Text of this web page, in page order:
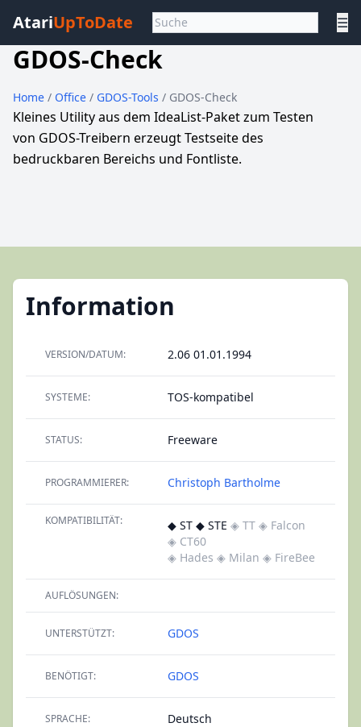
AtariUpToDate ☰
GDOS-Check
Home / Office / GDOS-Tools / GDOS-Check
Kleines Utility aus dem IdeaList-Paket zum Testen
von GDOS-Treibern erzeugt Testseite des
bedruckbaren Bereichs und Fontliste.
Information
VERSION/DATUM: 2.06 01.01.1994
SYSTEME: TOS-kompatibel
STATUS: Freeware
PROGRAMMIERER: Christoph Bartholme
KOMPATIBILITÄT: ◆ ST ◆ STE ◈ TT ◈ Falcon
◈ CT60
◈ Hades ◈ Milan ◈ FireBee
AUFLÖSUNGEN:
UNTERSTÜTZT: GDOS
BENÖTIGT: GDOS
SPRACHE: Deutsch